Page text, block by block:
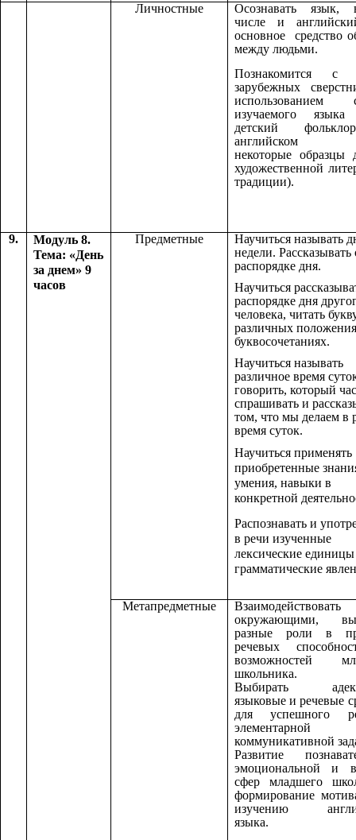
Личностные
Осознавать
числе и
основное средство
между людьми.
Познакомится с
зарубежных
использованием
изучаемого языка
детский
английском
некоторые образцы
художественной
традиции).
9.
Модуль 8.
Тема: «День
за днем» 9
часов
Предметные
Научиться называть
недели. Рассказывать
распорядке дня.
Научиться
распорядке дня
человека, читать
различных
буквосочетаниях.
Научиться называть
различное время
говорить, который
спрашивать и
том, что мы делаем в
время суток.
Научиться применять
приобретенные
умения, навыки в
конкретной
Распознавать и
в речи изученные
лексические
грамматические
Метапредметные
окружающими,
разные роли в
речевых
возможностей
школьника.
Выбирать
языковые и речевые
для успешного
элементарной
коммуникативной
Развитие
эмоциональной и
сфер младшего
формирование
изучению
языка.